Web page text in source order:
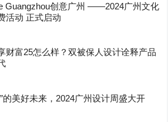
Guangzhou创意广州 ——2024广州文化
活动 正式启动
财富25怎么样？双被保人设计诠释产品
的美好未来，2024广州设计周盛大开